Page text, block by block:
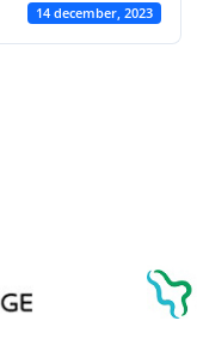
14 december, 2023